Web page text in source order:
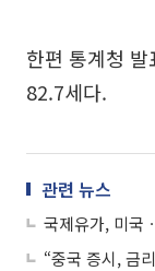
한편 통계청
82.7세다.
관련 뉴스
국제유가, 미국